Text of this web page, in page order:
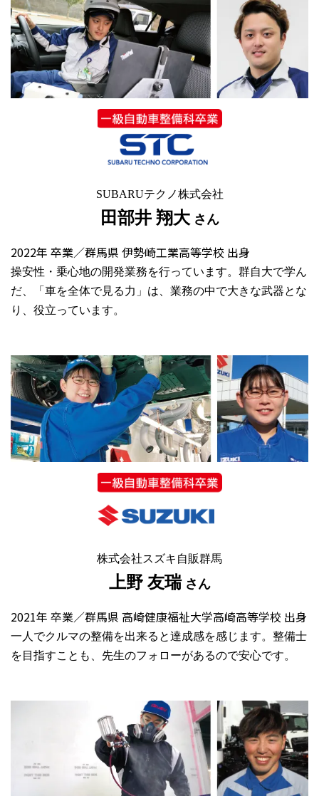
SUBARUテクノ株式会社
田部井 翔大 さん
2022年 卒業／群馬県 伊勢崎工業高等学校 出身
操安性・乗心地の開発業務を行っています。群自大で学ん
だ、「車を全体で見る力」は、業務の中で大きな武器とな
り、役立っています。
株式会社スズキ自販群馬
上野 友瑞 さん
2021年 卒業／群馬県 高崎健康福祉大学高崎高等学校 出身
一人でクルマの整備を出来ると達成感を感じます。整備士
を目指すことも、先生のフォローがあるので安心です。